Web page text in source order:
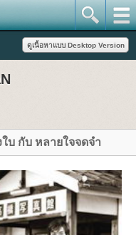
บ กับ หลายใจจดจำ